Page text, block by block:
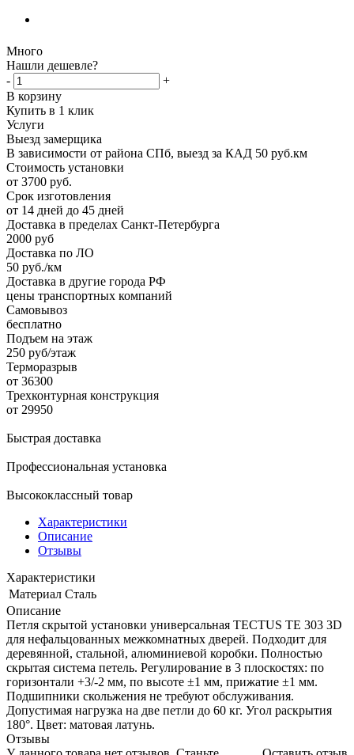
Много
Нашли дешевле?
-
+
В корзину
Купить в 1 клик
Услуги
Выезд замерщика
В зависимости от района СПб, выезд за КАД 50 руб.км
Стоимость установки
от 3700 руб.
Срок изготовления
от 14 дней до 45 дней
Доставка в пределах Санкт-Петербурга
2000 руб
Доставка по ЛО
50 руб./км
Доставка в другие города РФ
цены транспортных компаний
Самовывоз
бесплатно
Подъем на этаж
250 руб/этаж
Терморазрыв
от 36300
Трехконтурная конструкция
от 29950
Быстрая доставка
Профессиональная установка
Высококлассный товар
Характеристики
Описание
Отзывы
Характеристики
Материал Сталь
Описание
Петля скрытой установки универсальная TECTUS TE 303 3D
для нефальцованных межкомнатных дверей. Подходит для
деревянной, стальной, алюминиевой коробки. Полностью
скрытая система петель. Регулирование в 3 плоскостях: по
горизонтали +3/-2 мм, по высоте ±1 мм, прижатие ±1 мм.
Подшипники скольжения не требуют обслуживания.
Допустимая нагрузка на две петли до 60 кг. Угол раскрытия
180°. Цвет: матовая латунь.
Отзывы